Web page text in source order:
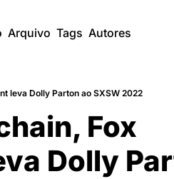
Arquivo Tags Autores
leva Dolly Parton ao SXSW 2022
Fox
Dolly